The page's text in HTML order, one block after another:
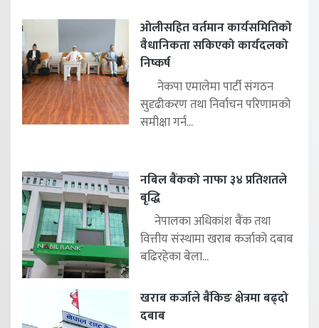
ओलीसहित वर्तमान कार्यसमितिको
वैधानिकता सकिएको कार्यदलको
निष्कर्ष
नेकपा एमालेमा पार्टी संगठन
सुदृढीकरण तथा निर्वाचन परिणामको
समीक्षा गर्न...
नबिल बैंकको नाफा ३४ प्रतिशतले
बृद्धि
नेपालका अधिकांश बैंक तथा
वित्तीय संस्थामा खराब कर्जाको दबाब
बढिरहेका बेला...
खराब कर्जाले बैंकिङ क्षेत्रमा बढ्दो
दबाब